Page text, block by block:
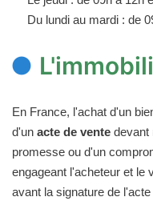
Du lundi au mardi : de
En France, l'achat d'un
d'un acte de vente devant
promesse ou d'un
engageant l'acheteur et le
avant la signature de